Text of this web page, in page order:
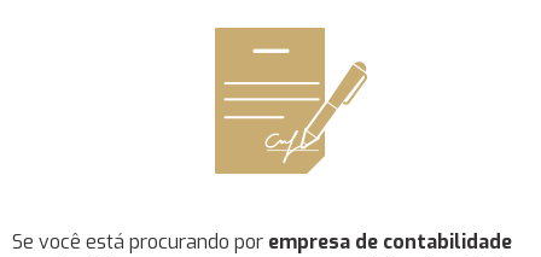
Se você está procurando por empresa de contabilidade